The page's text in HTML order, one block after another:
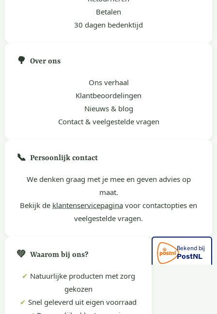
Betalen
30 dagen bedenktijd
🌳 Over ons
Ons verhaal
Klantbeoordelingen
Nieuws & blog
Contact & veelgestelde vragen
📞 Persoonlijk contact
We denken graag met je mee en geven advies op
maat.
Bekijk de klantenservicepagina voor contactopties en
veelgestelde vragen.
💚 Waarom bij ons?
✔ Natuurlijke producten met zorg
gekozen
✔ Snel geleverd uit eigen voorraad